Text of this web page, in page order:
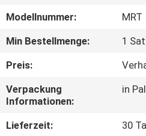
KONTAKT
Modellnummer:
MRT
Min Bestellmenge:
1
Preis:
Verpackung
Informationen:
in
Lieferzeit:
30